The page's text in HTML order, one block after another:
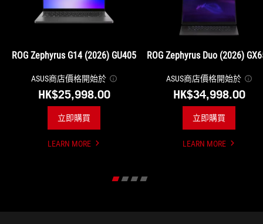
ROG Zephyrus G14 (2026) GU405
ASUS商店價格開始於
HK$25,998.00
立即購買
LEARN MORE
UNDEFINED
ROG Zephyrus Duo (2026)
ASUS商店價格開始於
HK$34,998.00
立即購買
LEARN MORE
UNDEFINED